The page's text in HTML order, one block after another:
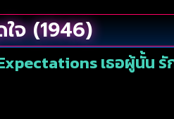
จ (1946)
เธอผู้นั้น รั